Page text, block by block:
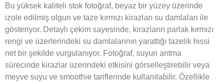
Bu yüksek kaliteli stok fotoğraf, beyaz bir yüzey üzerinde
izole edilmiş olgun ve taze kırmızı kirazları su damlaları ile
gösteriyor. Detaylı çekim sayesinde, kirazların parlak kırmızı
rengi ve üzerlerindeki su damlalarının yarattığı tazelik hissi
net bir şekilde vurgulanıyor. Fotoğraf, suyun arıtma
sürecinde kirazlar üzerindeki etkisini görselleştirebilir veya
meyve suyu ve smoothie tariflerinde kullanılabilir. Özellikle